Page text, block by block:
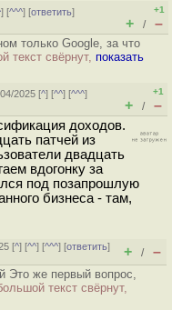
] [^^^] [ответить]
+1
+ / –
только Google, за что
текст свёрнут, показать
2025 [^] [^^] [^^^]
+1
+ / –
доходов.
патчей из
двадцать
вдогонку за
под позапрошлую
бизнеса - там,
[^] [^^] [^^^] [ответить]
+ / –
Это же первый вопрос,
текст свёрнут,